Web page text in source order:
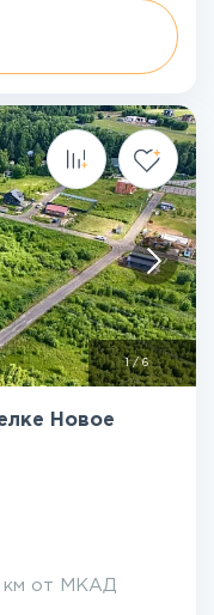
1/6
Новое
км от МКАД